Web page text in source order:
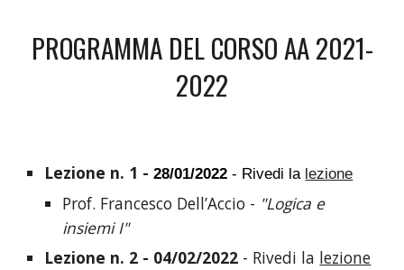
PROGRAMMA DEL CORSO AA 2021-
2022
Lezione n. 1 - 28/01/2022 - Rivedi la lezione
Prof. Francesco Dell’Accio - "Logica e
insiemi I"
Lezione n. 2 - 04/02/2022 - Rivedi la lezione